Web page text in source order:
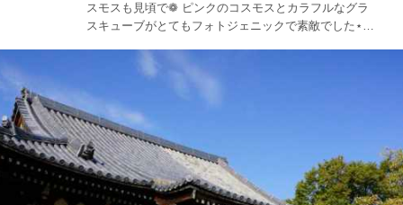
スモスも見頃で❁ ピンクのコスモスとカラフルなグラ
スキューブがとてもフォトジェニックで素敵でした⋆｡˚